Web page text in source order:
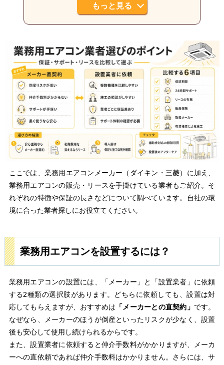
もっと見る
ここでは、業務用エアコンメーカー（ダイキン・三菱）に加え、
業務用エアコンの販売・リースを手掛けている業者もご紹介。そ
れぞれの特徴や保証の長さなどについて調べています。自社の環
境に合った業者探しにお役立てください。
業務用エアコンを設置するには？
業務用エアコンの設置には、「メーカー」と「設置業者」に依頼
する2種類の選択肢があります。どちらに依頼しても、設置は対
応してもらえますが、おすすめは 「メーカーとの直契約」 です。
なぜなら、メーカーのほうが倒産といったリスクが少なく、設置
後も安心して使用し続けられるからです。
また、設置業者に依頼すると仲介手数料がかかりますが、メーカ
ーへの直依頼であれば仲介手数料はかかりません。さらには、サ